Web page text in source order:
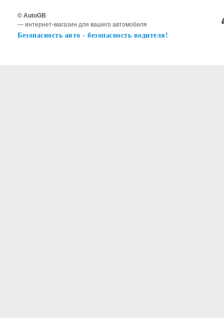
© AutoGB
— интернет-магазин для вашего автомобиля
Безопасность авто - безопасность водителя!